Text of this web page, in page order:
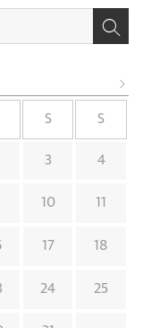
S S
3 4
10 11
17 18
24 25